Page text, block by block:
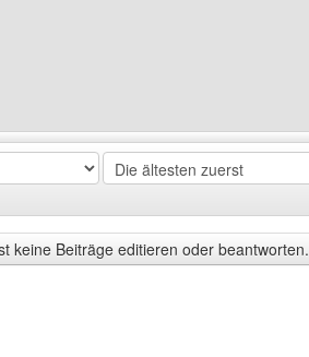
keine Beiträge editieren oder beantworten.